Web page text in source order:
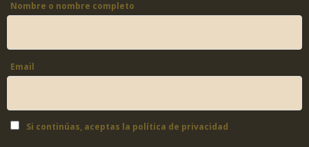
Nombre o nombre completo
Email
Si continúas, aceptas la política de privacidad